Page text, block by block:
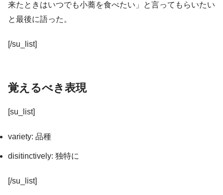
来たときはいつでも小蕎を食べたい」と言ってもらいたい
と最後に語った。
[/su_list]
覚えるべき表現
[su_list]
variety: 品種
disitinctively: 独特に
[/su_list]